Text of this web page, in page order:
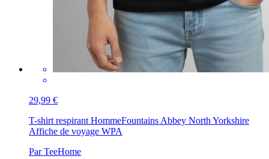
29,99 €
T-shirt respirant HommeFountains Abbey North Yorkshire
Affiche de voyage WPA
Par TeeHome